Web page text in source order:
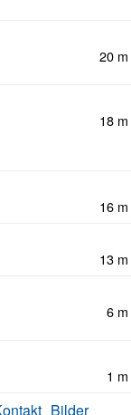
20 m
18 m
16 m
13 m
6 m
1 m
Bilder